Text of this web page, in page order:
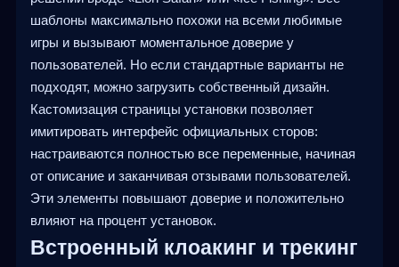
шаблоны максимально похожи на всеми любимые
игры и вызывают моментальное доверие у
пользователей. Но если стандартные варианты не
подходят, можно загрузить собственный дизайн.
Кастомизация страницы установки позволяет
имитировать интерфейс официальных сторов:
настраиваются полностью все переменные, начиная
от описание и заканчивая отзывами пользователей.
Эти элементы повышают доверие и положительно
влияют на процент установок.
Встроенный клоакинг и трекинг